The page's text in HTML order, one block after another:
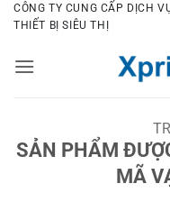
Bỏ
qua
dung
CÔNG TY CUNG CẤP DỊCH
THIẾT BỊ SIÊU THỊ
SẢN PHẨM
MÃ